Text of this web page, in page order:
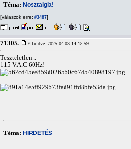
Téma: Nosztalgia!
[válaszok erre: #3487]
71305. Elküldve: 2025-04-03 14:18:59
Teszteletlen...
115 V.A.C 60Hz!
Téma: HIRDETÉS